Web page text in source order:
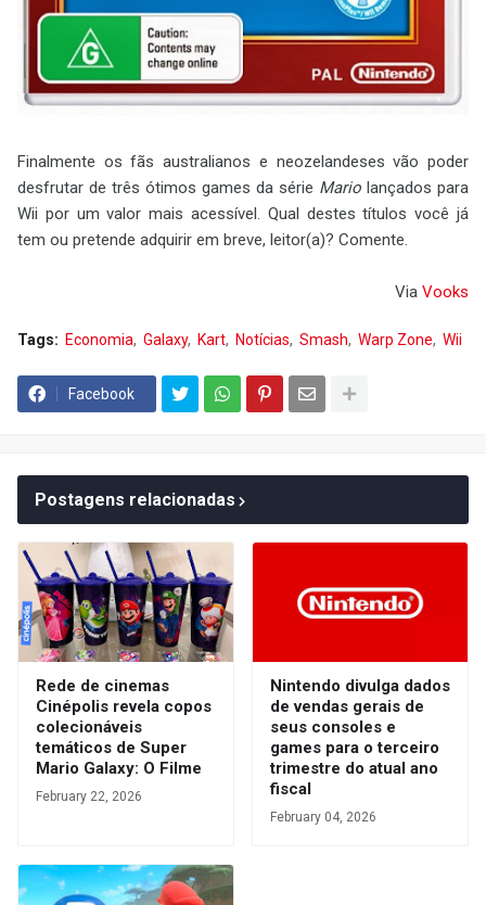
Finalmente os fãs australianos e neozelandeses vão poder
desfrutar de três ótimos games da série Mario lançados para
Wii por um valor mais acessível. Qual destes títulos você já
tem ou pretende adquirir em breve, leitor(a)? Comente.
Via Vooks
Tags: Economia Galaxy Kart Notícias Smash Warp Zone Wii
Facebook
Postagens relacionadas
Rede de cinemas
Cinépolis revela copos
colecionáveis
temáticos de Super
Mario Galaxy: O Filme
February 22, 2026
Nintendo divulga dados
de vendas gerais de
seus consoles e
games para o terceiro
trimestre do atual ano
fiscal
February 04, 2026